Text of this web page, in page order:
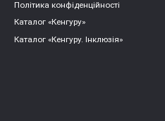
Політика конфіденційності
Каталог «Кенгуру»
Каталог «Кенгуру. Інклюзія»